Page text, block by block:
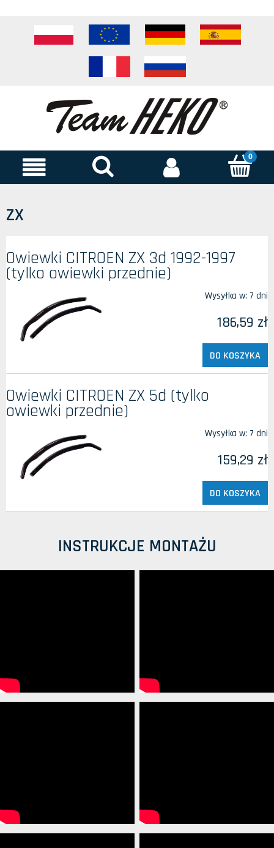
ZX
Owiewki CITROEN ZX 3d 1992-1997
(tylko owiewki przednie)
Wysyłka w: 7 dni
186,59 zł
DO KOSZYKA
Owiewki CITROEN ZX 5d (tylko
owiewki przednie)
Wysyłka w: 7 dni
159,29 zł
DO KOSZYKA
INSTRUKCJE MONTAŻU